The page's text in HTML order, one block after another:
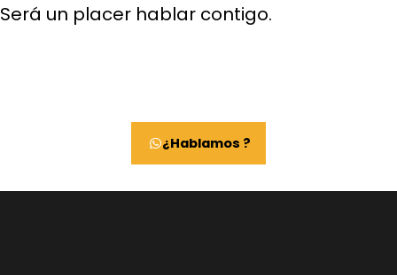
Será un placer hablar contigo.
¿Hablamos ?